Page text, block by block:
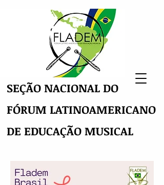
SEÇÃO NACIONAL DO
FÓRUM LATINOAMERICANO
DE EDUCAÇÃO MUSICAL